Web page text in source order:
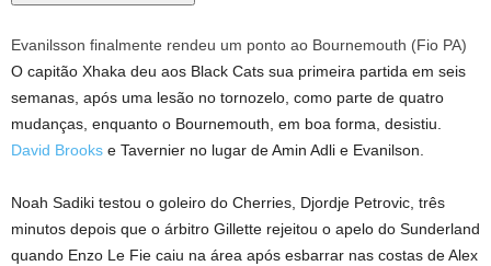
Evanilsson finalmente rendeu um ponto ao Bournemouth (Fio PA)
O capitão Xhaka deu aos Black Cats sua primeira partida em seis
semanas, após uma lesão no tornozelo, como parte de quatro
mudanças, enquanto o Bournemouth, em boa forma, desistiu.
David Brooks e Tavernier no lugar de Amin Adli e Evanilson.
Noah Sadiki testou o goleiro do Cherries, Djordje Petrovic, três
minutos depois que o árbitro Gillette rejeitou o apelo do Sunderland
quando Enzo Le Fie caiu na área após esbarrar nas costas de Alex